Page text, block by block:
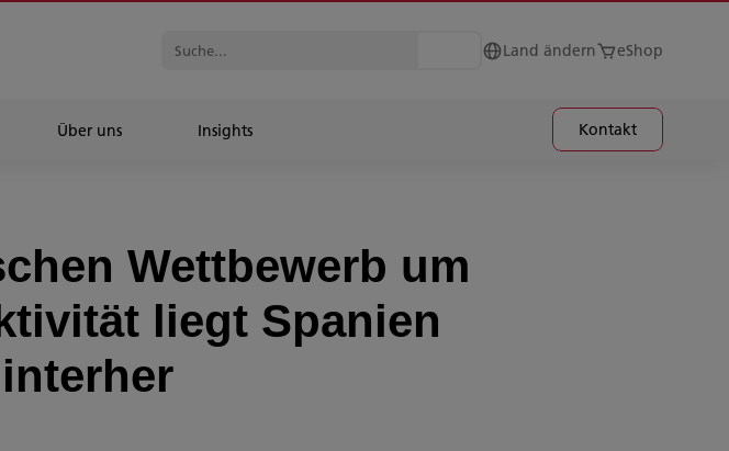
Land ändern eShop
Über uns Insights Kontakt
Wettbewerb um
liegt Spanien